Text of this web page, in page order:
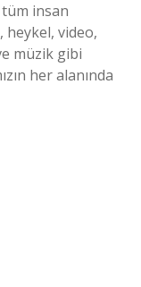
insan
heykel, video,
müzik gibi
her alanında